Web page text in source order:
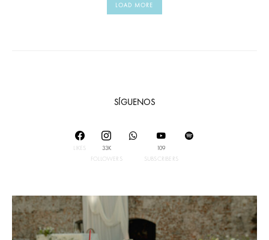
LOAD MORE
SÍGUENOS
LIKES
33K
FOLLOWERS
109
SUBSCRIBERS